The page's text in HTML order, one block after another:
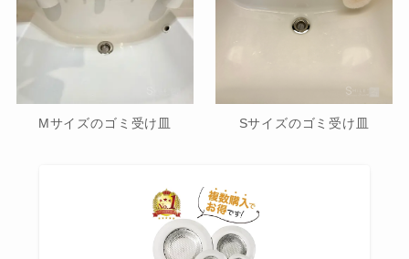
Mサイズのゴミ受け皿 Sサイズのゴミ受け皿